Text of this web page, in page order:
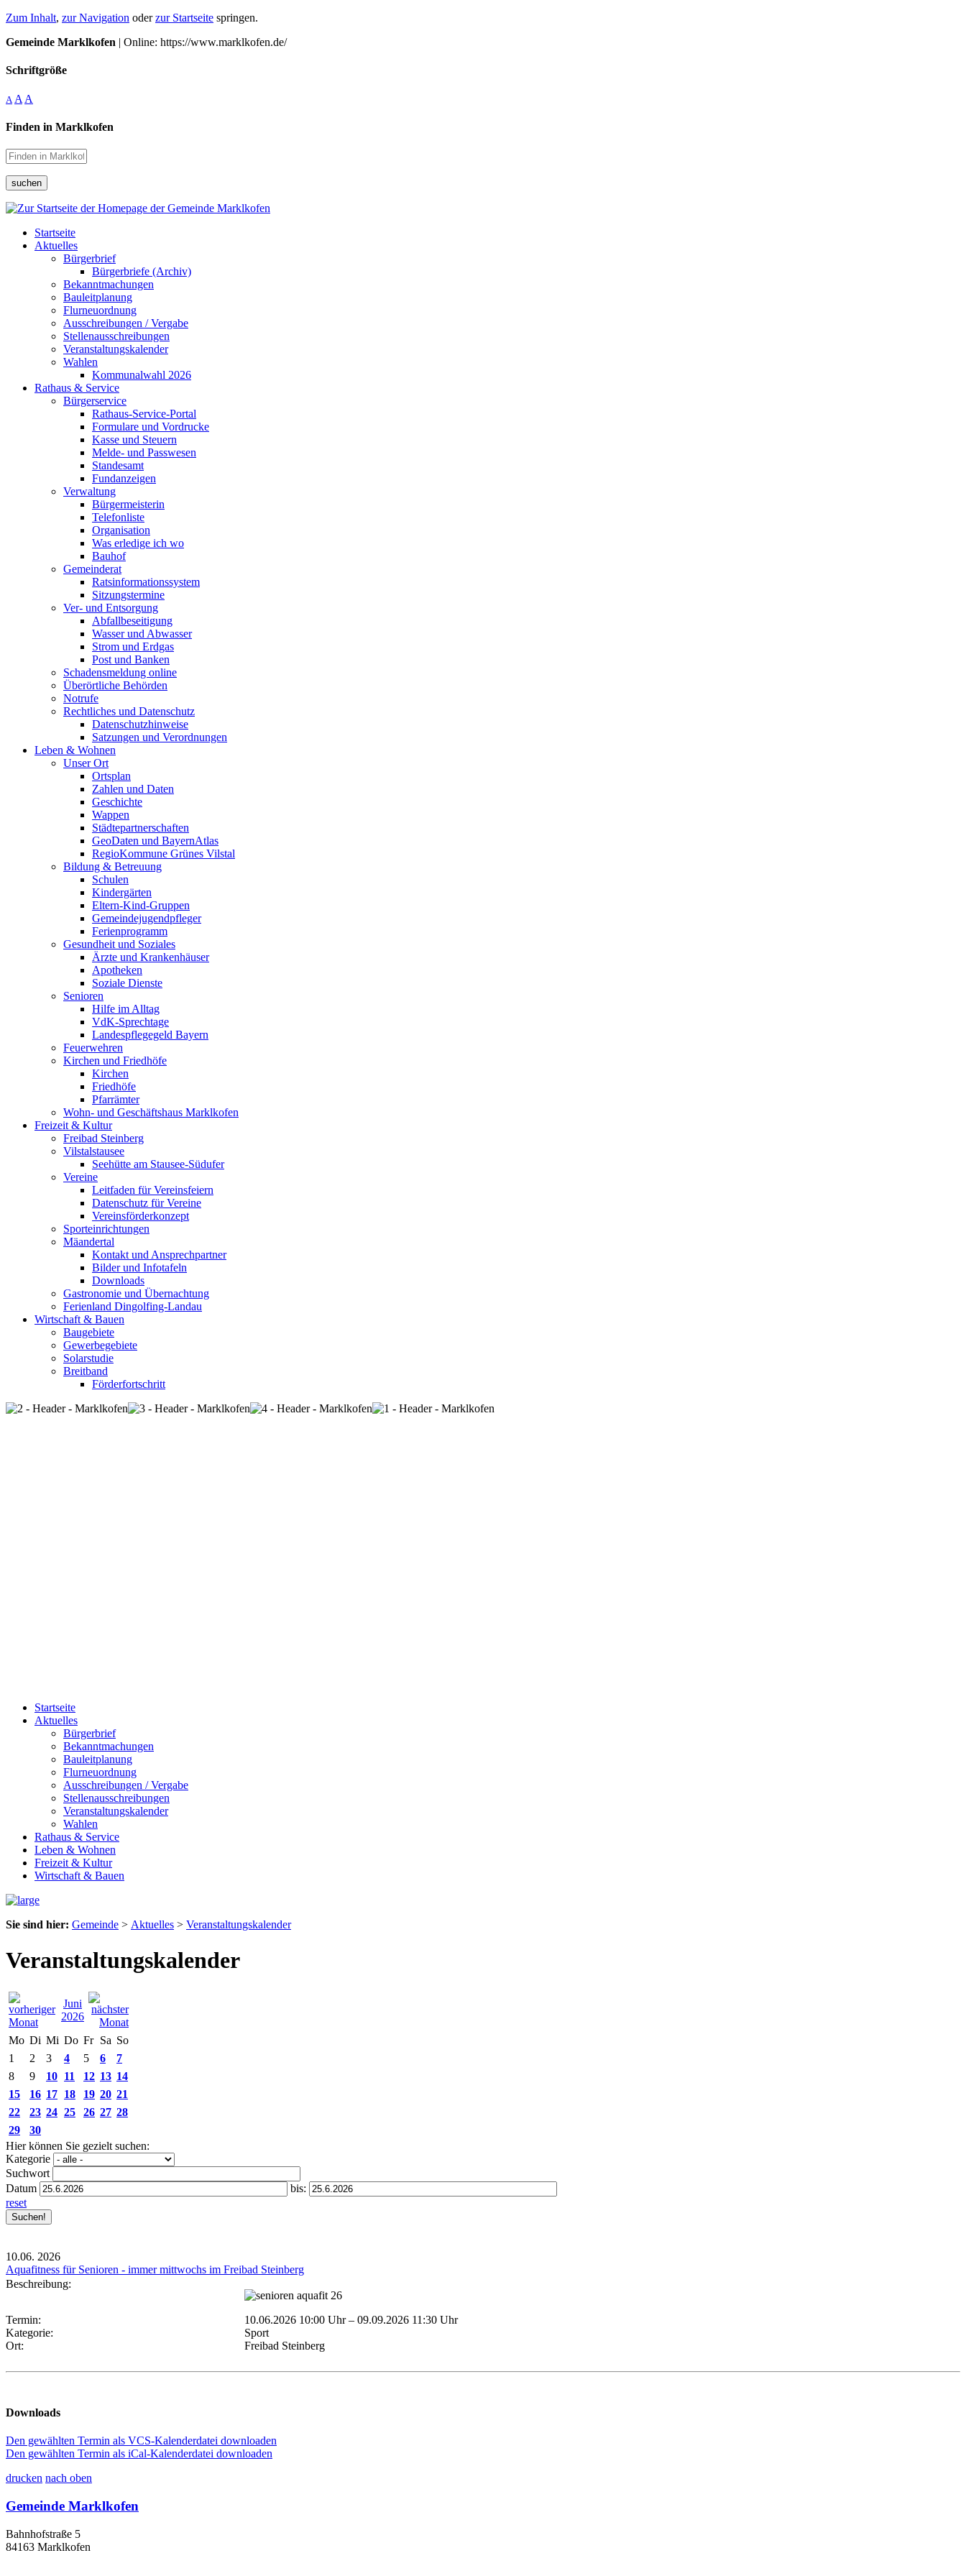
Zum Inhalt, zur Navigation oderzur Startseite springen.
Gemeinde Marklkofen | Online: https://www.marklkofen.de/
Schriftgröße
A A A
Finden in Marklkofen
suchen
Startseite
Aktuelles
Bürgerbrief
Bürgerbriefe (Archiv)
Bekanntmachungen
Bauleitplanung
Flurneuordnung
Ausschreibungen / Vergabe
Stellenausschreibungen
Veranstaltungskalender
Wahlen
Kommunalwahl 2026
Rathaus & Service
Bürgerservice
Rathaus-Service-Portal
Formulare und Vordrucke
Kasse und Steuern
Melde- und Passwesen
Standesamt
Fundanzeigen
Verwaltung
Bürgermeisterin
Telefonliste
Organisation
Was erledige ich wo
Bauhof
Gemeinderat
Ratsinformationssystem
Sitzungstermine
Ver- und Entsorgung
Abfallbeseitigung
Wasser und Abwasser
Strom und Erdgas
Post und Banken
Schadensmeldung online
Überörtliche Behörden
Notrufe
Rechtliches und Datenschutz
Datenschutzhinweise
Satzungen und Verordnungen
Leben & Wohnen
Unser Ort
Ortsplan
Zahlen und Daten
Geschichte
Wappen
Städtepartnerschaften
GeoDaten und BayernAtlas
RegioKommune Grünes Vilstal
Bildung & Betreuung
Schulen
Kindergärten
Eltern-Kind-Gruppen
Gemeindejugendpfleger
Ferienprogramm
Gesundheit und Soziales
Ärzte und Krankenhäuser
Apotheken
Soziale Dienste
Senioren
Hilfe im Alltag
VdK-Sprechtage
Landespflegegeld Bayern
Feuerwehren
Kirchen und Friedhöfe
Kirchen
Friedhöfe
Pfarrämter
Wohn- und Geschäftshaus Marklkofen
Freizeit & Kultur
Freibad Steinberg
Vilstalstausee
Seehütte am Stausee-Südufer
Vereine
Leitfaden für Vereinsfeiern
Datenschutz für Vereine
Vereinsförderkonzept
Sporteinrichtungen
Mäandertal
Kontakt und Ansprechpartner
Bilder und Infotafeln
Downloads
Gastronomie und Übernachtung
Ferienland Dingolfing-Landau
Wirtschaft & Bauen
Baugebiete
Gewerbegebiete
Solarstudie
Breitband
Förderfortschritt
Startseite
Aktuelles
Bürgerbrief
Bekanntmachungen
Bauleitplanung
Flurneuordnung
Ausschreibungen / Vergabe
Stellenausschreibungen
Veranstaltungskalender
Wahlen
Rathaus & Service
Leben & Wohnen
Freizeit & Kultur
Wirtschaft & Bauen
Sie sind hier: Gemeinde > Aktuelles > Veranstaltungskalender
Veranstaltungskalender
Juni
2026
Mo Di Mi Do Fr Sa So
1
2 3 4 5 6
7
8
9 10 11 12 13 14
15
16 17 18 19 20 21
22
23 24 25 26 27 28
29
30
Hier können Sie gezielt suchen:
Kategorie
Suchwort
Datum
bis:
reset
10.06. 2026
Aquafitness für Senioren - immer mittwochs im Freibad Steinberg
Beschreibung:
Termin: 10.06.2026 10:00 Uhr– 09.09.2026 11:30 Uhr
Kategorie:
Sport
Ort:
Freibad Steinberg
Downloads
Den gewählten Termin als VCS-Kalenderdatei downloaden
Den gewählten Termin als iCal-Kalenderdatei downloaden
drucken nach oben
Gemeinde Marklkofen
Bahnhofstraße 5
84163 Marklkofen